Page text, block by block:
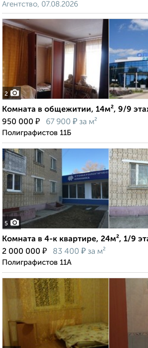
Агентство, 07.08.2026
2
Комната в общежитии, 14м², 9/9
950 000 ₽ 67 900 ₽ за м²
Полиграфистов 11Б
5
Комната в 4-к квартире, 24м², 1/9
2 000 000 ₽ 83 400 ₽ за м²
Полиграфистов 11А